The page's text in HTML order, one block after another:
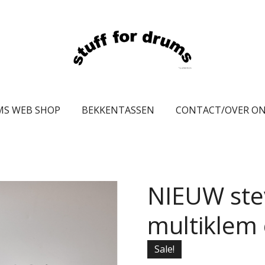
WEB SHOP BEKKENTASSEN CONTACT/OVER
NIEUW
multiklem
Sale!